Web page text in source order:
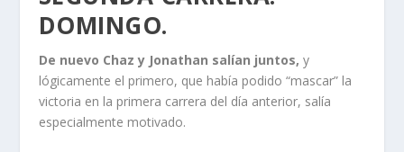
DOMINGO.
De nuevo Chaz y Jonathan salían juntos, y
lógicamente el primero, que había podido “mascar” la
victoria en la primera carrera del día anterior, salía
especialmente motivado.